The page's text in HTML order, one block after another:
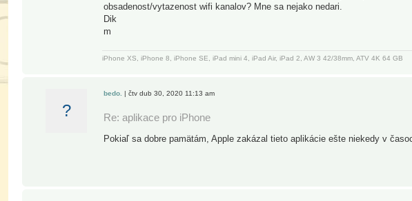
obsadenost/vytazenost wifi kanalov? Mne sa nejako nedari.
Dik
m
iPhone XS, iPhone 8, iPhone SE, iPad mini 4, iPad Air, iPad 2, AW 3 42/38mm, ATV 4K 64 GB
?
bedo. | čtv dub 30, 2020 11:13 am
Re: aplikace pro iPhone
Pokiaľ sa dobre pamätám, Apple zakázal tieto aplikácie ešte niekedy v